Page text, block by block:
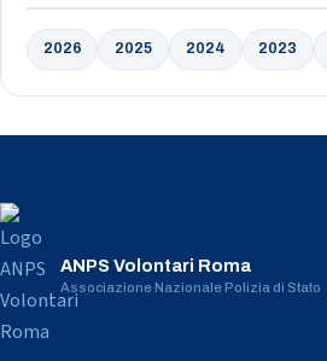
2026 2025 2024 2023
ANPS Volontari Roma
Associazione Nazionale Polizia di Stato